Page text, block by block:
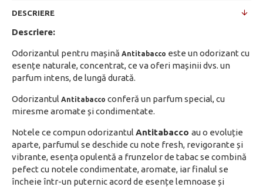
DESCRIERE
Descriere:
Odorizantul pentru mașină Antitabacco este un odorizant cu
esențe naturale, concentrat, ce va oferi mașinii dvs. un
parfum intens, de lungă durată.
Odorizantul Antitabacco conferă un parfum special, cu
miresme aromate și condimentate.
Notele ce compun odorizantul Antitabacco au o evoluție
aparte, parfumul se deschide cu note fresh, revigorante și
vibrante, esența opulentă a frunzelor de tabac se combină
pefect cu notele condimentate, aromate, iar finalul se
încheie într-un puternic acord de esențe lemnoase și